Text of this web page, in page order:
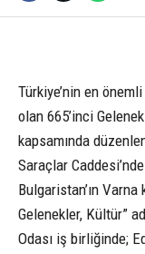
Türkiye’nin en
olan 665’inci
kapsamında
Saraçlar
Bulgaristan’ın
Gelenekler, Kültür”
Odası iş birliğinde;